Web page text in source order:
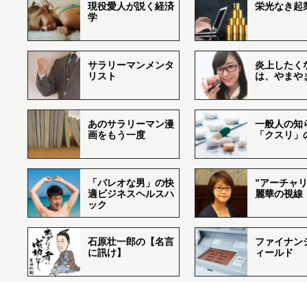
現役愛人が説く経済
学
栄光なき起
サラリーマンメンタ
リスト
炎上したく
は、やまや
あのサラリーマン漫
画をもう一度
一般人の知
「クスリ
「パレオな男」の快
適ビジネスヘルスハ
ック
”アーチャ
麗華の視線
石原壮一郎の【名言
に訊け】
ファイナン
ィールド